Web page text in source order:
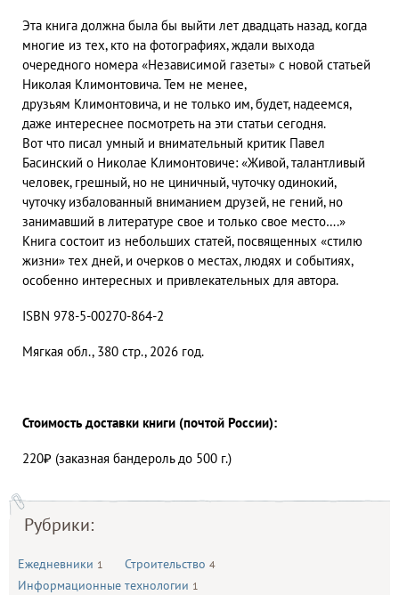
Рубрики:
Ежедневники 1 Строительство 4
Информационные технологии 1
Эта книга должна была бы выйти лет двадцать назад, когда
многие из тех, кто на фотографиях, ждали выхода
очередного номера «Независимой газеты» с новой статьей
Николая Климонтовича. Тем не менее,
друзьям Климонтовича, и не только им, будет, надеемся,
даже интереснее посмотреть на эти статьи сегодня.
Вот что писал умный и внимательный критик Павел
Басинский о Николае Климонтовиче: «Живой, талантливый
человек, грешный, но не циничный, чуточку одинокий,
чуточку избалованный вниманием друзей, не гений, но
занимавший в литературе свое и только свое место….»
Книга состоит из небольших статей, посвященных «стилю
жизни» тех дней, и очерков о местах, людях и событиях,
особенно интересных и привлекательных для автора.
ISBN 978-5-00270-864-2
Мягкая обл., 380 стр., 2026 год.
Стоимость доставки книги (почтой России):
220₽ (заказная бандероль до 500 г.)